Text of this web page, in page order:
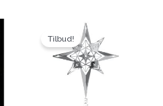
Tilbud!
Den
oprindelige
pris
var:
499.95kr..
er: